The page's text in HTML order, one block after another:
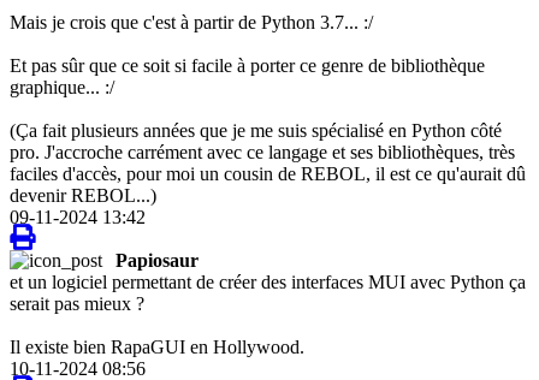
Mais je crois que c'est à partir de Python 3.7... :/
Et pas sûr que ce soit si facile à porter ce genre de bibliothèque
graphique... :/
(Ça fait plusieurs années que je me suis spécialisé en Python côté
pro. J'accroche carrément avec ce langage et ses bibliothèques, très
faciles d'accès, pour moi un cousin de REBOL, il est ce qu'aurait dû
devenir REBOL...)
09-11-2024 13:42
Papiosaur
et un logiciel permettant de créer des interfaces MUI avec Python ça
serait pas mieux ?
Il existe bien RapaGUI en Hollywood.
10-11-2024 08:56